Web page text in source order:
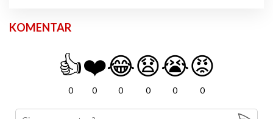
KOMENTAR
👍
0
❤️
0
😂
0
😧
0
😭
0
😡
0